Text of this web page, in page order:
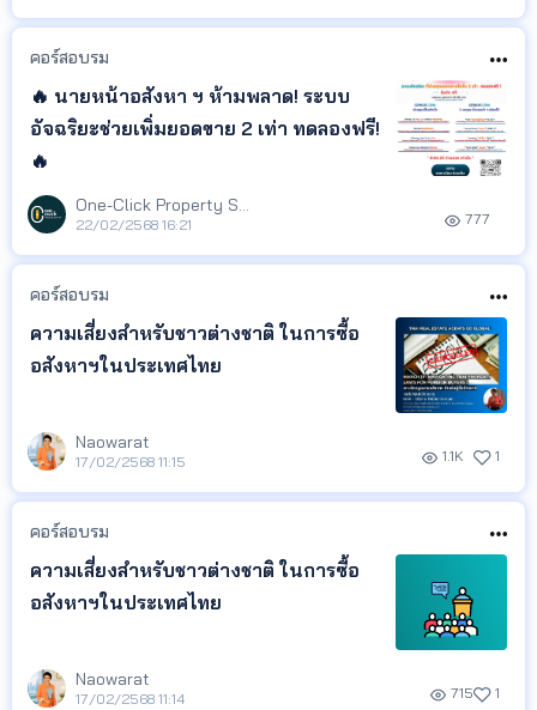
คอร์สอบรม
🔥 นายหน้าอสังหา ฯ ห้ามพลาด! ระบบ
อัจฉริยะช่วยเพิ่มยอดขาย 2 เท่า ทดลองฟรี!
🔥
One-Click Property Service
22/02/2568 16:21 777
คอร์สอบรม
ความเสี่ยงสำหรับชาวต่างชาติ ในการซื้อ
อสังหาฯในประเทศไทย
Naowarat
17/02/2568 11:15 1.1K 1
คอร์สอบรม
ความเสี่ยงสำหรับชาวต่างชาติ ในการซื้อ
อสังหาฯในประเทศไทย
Naowarat
17/02/2568 11:14 715 1